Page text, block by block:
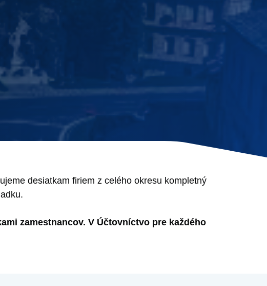
desiatkam firiem z celého okresu kompletný
zamestnancov. V Účtovníctvo pre každého